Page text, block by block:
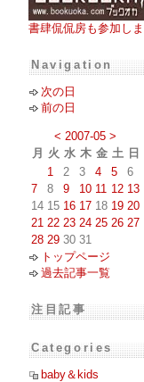
書肆侃侃房も参加しま
Navigation
次の日
前の日
< 2007-05 >
月
火 水 木 金 土 日
1
2 3 4 5
6
7
8 9 10 11 12 13
14 15 16 17 18 19 20
21 22 23 24 25 26 27
28 29 30 31
トップページ
過去記事一覧
注目記事
Categories
baby＆kids